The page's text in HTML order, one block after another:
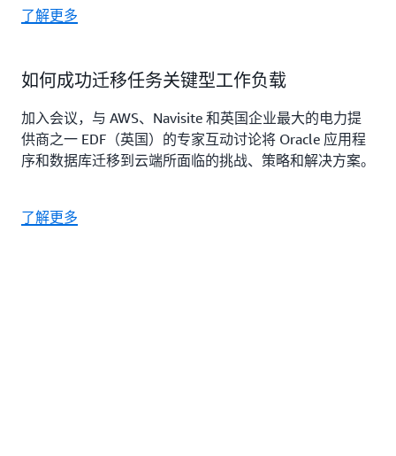
了解更多
如何成功迁移任务关键型工作负载
加入会议，与 AWS、Navisite 和英国企业最大的电力提
供商之一 EDF（英国）的专家互动讨论将 Oracle 应用程
序和数据库迁移到云端所面临的挑战、策略和解决方案。
了解更多